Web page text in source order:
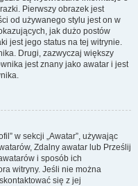
Pierwszy obrazek jest
od używanego stylu jest on w
jak dużo postów
jest jego status na tej witrynie.
Drugi, zazwyczaj większy
jest znany jako awatar i jest
w sekcji „Awatar”, używając
Zdalny awatar lub Prześlij
i sposób ich
witryny. Jeśli nie można
się z jej